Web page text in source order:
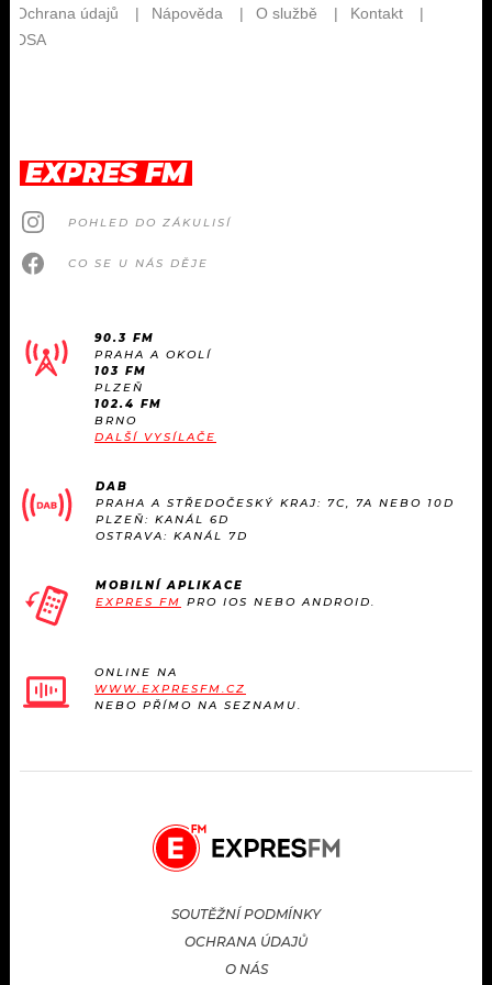
EXPRES FM
POHLED DO ZÁKULISÍ
CO SE U NÁS DĚJE
90.3 FM
PRAHA A OKOLÍ
103 FM
PLZEŇ
102.4 FM
BRNO
DALŠÍ VYSÍLAČE
DAB
PRAHA A STŘEDOČESKÝ KRAJ: 7C, 7A NEBO 10D
PLZEŇ: KANÁL 6D
OSTRAVA: KANÁL 7D
MOBILNÍ APLIKACE
EXPRES FM PRO IOS NEBO ANDROID.
ONLINE NA
WWW.EXPRESFM.CZ
NEBO PŘÍMO NA SEZNAMU.
SOUTĚŽNÍ PODMÍNKY
OCHRANA ÚDAJŮ
O NÁS